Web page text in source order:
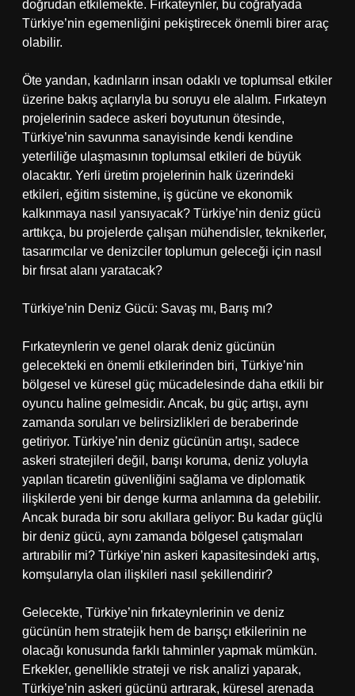
doğrudan etkilemekte. Fırkateynler, bu coğrafyada
Türkiye’nin egemenliğini pekiştirecek önemli birer araç
olabilir.
Öte yandan, kadınların insan odaklı ve toplumsal etkiler
üzerine bakış açılarıyla bu soruyu ele alalım. Fırkateyn
projelerinin sadece askeri boyutunun ötesinde,
Türkiye’nin savunma sanayisinde kendi kendine
yeterliliğe ulaşmasının toplumsal etkileri de büyük
olacaktır. Yerli üretim projelerinin halk üzerindeki
etkileri, eğitim sistemine, iş gücüne ve ekonomik
kalkınmaya nasıl yansıyacak? Türkiye’nin deniz gücü
arttıkça, bu projelerde çalışan mühendisler, teknikerler,
tasarımcılar ve denizciler toplumun geleceği için nasıl
bir fırsat alanı yaratacak?
Türkiye’nin Deniz Gücü: Savaş mı, Barış mı?
Fırkateynlerin ve genel olarak deniz gücünün
gelecekteki en önemli etkilerinden biri, Türkiye’nin
bölgesel ve küresel güç mücadelesinde daha etkili bir
oyuncu haline gelmesidir. Ancak, bu güç artışı, aynı
zamanda soruları ve belirsizlikleri de beraberinde
getiriyor. Türkiye’nin deniz gücünün artışı, sadece
askeri stratejileri değil, barışı koruma, deniz yoluyla
yapılan ticaretin güvenliğini sağlama ve diplomatik
ilişkilerde yeni bir denge kurma anlamına da gelebilir.
Ancak burada bir soru akıllara geliyor: Bu kadar güçlü
bir deniz gücü, aynı zamanda bölgesel çatışmaları
artırabilir mi? Türkiye’nin askeri kapasitesindeki artış,
komşularıyla olan ilişkileri nasıl şekillendirir?
Gelecekte, Türkiye’nin fırkateynlerinin ve deniz
gücünün hem stratejik hem de barışçı etkilerinin ne
olacağı konusunda farklı tahminler yapmak mümkün.
Erkekler, genellikle strateji ve risk analizi yaparak,
Türkiye’nin askeri gücünü artırarak, küresel arenada